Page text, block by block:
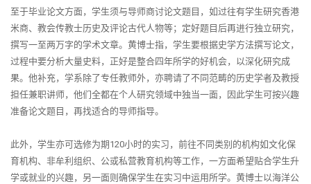
至于毕业论文方面，学生须与导师商讨论文题目，如过往有学生研究香港
米商、教会传教士历史及评论古代人物等；定好题目后再进行独立研究，
撰写一至两万字的学术文章。黄博士指，学生要根据史学方法撰写论文，
过程中要分析大量史料，正好是整合四年所学的好机会，以深化研究成
果。他补充，学系除了专任教师外，亦聘请了不同范畴的历史学者及教授
担任兼职讲师，他们全都在个人研究领域中独当一面，因此学生可按兴趣
准备论文题目，再找适合的导师指导。
此外，学生亦可选修为期 120小时的实习，前往不同类别的机构如文化保
育机构、非牟利组织、公或私营教育机构等工作，一方面希望贴合学生升
学或就业的兴趣，另一面则确保学生在实习中运用所学。黄博士以海洋公